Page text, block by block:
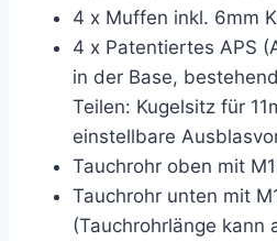
4 x Muffen inkl. 6mm
4 x Patentiertes APS
in der Base,
Teilen: Kugelsitz für
einstellbare
Tauchrohr oben mit
Tauchrohr unten mit
(Tauchrohrlänge kann